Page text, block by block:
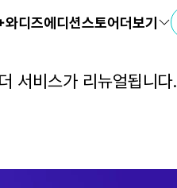
와디즈에디션스토어더보기
친구
서비스가 리뉴얼됩니다.